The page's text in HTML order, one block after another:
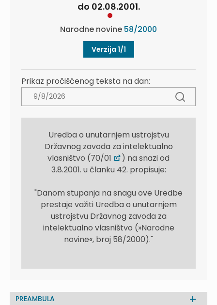
do 02.08.2001.
Narodne novine 58/2000
Verzija 1/1
Prikaz pročišćenog teksta na dan:
Uredba o unutarnjem ustrojstvu
Državnog zavoda za intelektualno
vlasništvo (70/01
) na snazi od
3.8.2001. u članku 42. propisuje:
"Danom stupanja na snagu ove Uredbe
prestaje važiti Uredba o unutarnjem
ustrojstvu Državnog zavoda za
intelektualno vlasništvo (»Narodne
novine«, broj 58/2000)."
PREAMBULA